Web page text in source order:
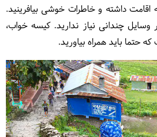
اقامت داشته و خاطرات خوشی بیافرینید.
وسایل چندانی نیاز ندارید. کیسه خواب،
حتما باید همراه بیاورید.